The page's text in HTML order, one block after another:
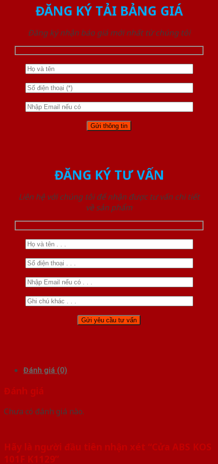
ĐĂNG KÝ TẢI BẢNG GIÁ
Đăng ký nhận báo giá mới nhất từ chúng tôi
ĐĂNG KÝ TƯ VẤN
Liên hệ với chúng tôi để nhận được tư vấn chi tiết
về sản phẩm
Đánh giá (0)
Đánh giá
Chưa có đánh giá nào.
Hãy là người đầu tiên nhận xét “Cửa ABS KOS
101F K1129”